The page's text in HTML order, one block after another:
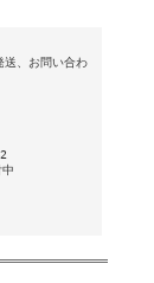
送、お問い合わ